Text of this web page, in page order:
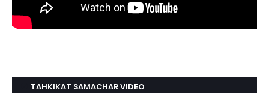
TAHKIKAT SAMACHAR VIDEO